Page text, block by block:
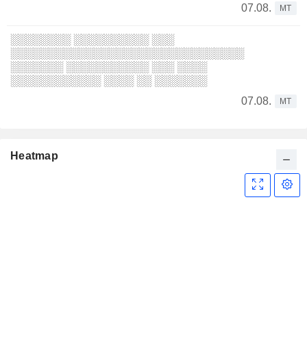
07.08.
MT
░░░░░░░░ ░░░░░░░░░░ ░░░
░░░░░░░░░░░░░░░░░░░░░░░░░░░░░░░
░░░░░░░ ░░░░░░░░░░░ ░░░ ░░░░
░░░░░░░░░░░░ ░░░░ ░░ ░░░░░░░
07.08.
MT
Heatmap